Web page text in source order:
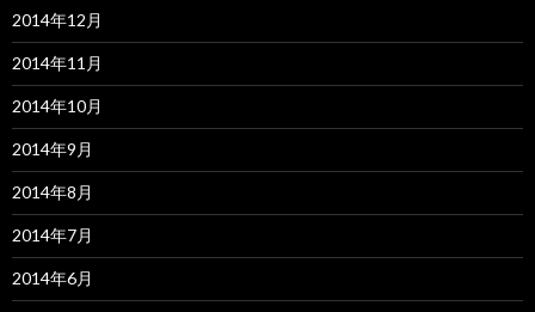
2014年12月
2014年11月
2014年10月
2014年9月
2014年8月
2014年7月
2014年6月